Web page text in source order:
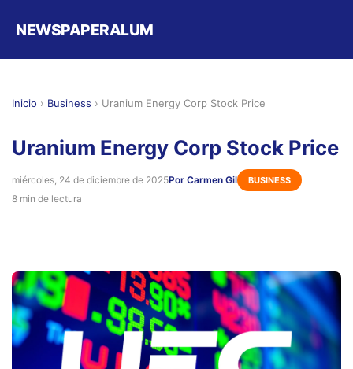
NEWSPAPERALUM
Inicio › Business › Uranium Energy Corp Stock Price
Uranium Energy Corp Stock Price
miércoles, 24 de diciembre de 2025Por Carmen Gil BUSINESS
8 min de lectura